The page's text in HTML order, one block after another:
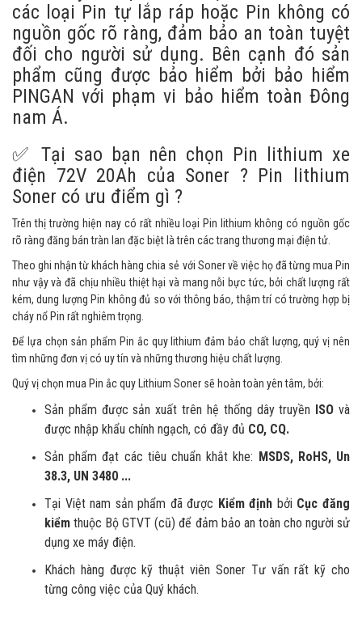
các loại Pin tự lắp ráp hoặc Pin không có
nguồn gốc rõ ràng, đảm bảo an toàn tuyệt
đối cho người sử dụng. Bên cạnh đó sản
phẩm cũng được bảo hiểm bởi bảo hiểm
PINGAN với phạm vi bảo hiểm toàn Đông
nam Á.
✅ Tại sao bạn nên chọn Pin lithium xe
điện 72V 20Ah của Soner ? Pin lithium
Soner có ưu điểm gì ?
Trên thị trường hiện nay có rất nhiều loại Pin lithium không có nguồn gốc
rõ ràng đăng bán tràn lan đặc biệt là trên các trang thương mại điện tử.
Theo ghi nhận từ khách hàng chia sẻ với Soner về việc họ đã từng mua Pin
như vậy và đã chịu nhiều thiệt hại và mang nỗi bực tức, bởi chất lượng rất
kém, dung lượng Pin không đủ so với thông báo, thậm trí có trường hợp bị
cháy nổ Pin rất nghiêm trọng.
Để lựa chọn sản phẩm Pin ắc quy lithium đảm bảo chất lượng, quý vị nên
tìm những đơn vị có uy tín và những thương hiệu chất lượng.
Quý vị chọn mua Pin ắc quy Lithium Soner sẽ hoàn toàn yên tâm, bởi:
Sản phẩm được sản xuất trên hệ thống dây truyền ISO và
được nhập khẩu chính ngạch, có đầy đủ CO, CQ.
Sản phẩm đạt các tiêu chuẩn khắt khe: MSDS, RoHS, Un
38.3, UN 3480 ...
Tại Việt nam sản phẩm đã được Kiểm định bởi Cục đăng
kiểm thuộc Bộ GTVT (cũ) để đảm bảo an toàn cho người sử
dụng xe máy điện.
Khách hàng được kỹ thuật viên Soner Tư vấn rất kỹ cho
từng công việc của Quý khách.